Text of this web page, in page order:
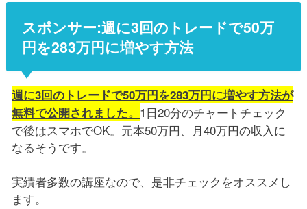
スポンサー:週に3回のトレードで50万
円を283万円に増やす方法
週に3回のトレードで50万円を283万円に増やす方法が
無料で公開されました。 1日20分のチャートチェック
で後はスマホでOK。元本50万円、月40万円の収入に
なるそうです。
実績者多数の講座なので、是非チェックをオススメし
ます。